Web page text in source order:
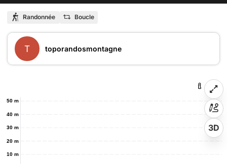
Randonnée Boucle
T toporandosmontagne
10 m
20 m
30 m
40 m
50 m
3D